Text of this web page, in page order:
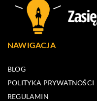
NAWIGACJA
BLOG
POLITYKA PRYWATNOŚCI
REGULAMIN